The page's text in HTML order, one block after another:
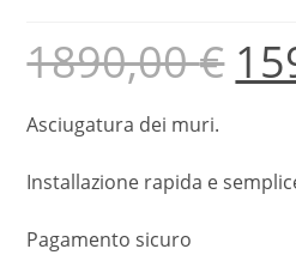
1890,00€
Asciugatura dei muri.
Installazione rapida e
Pagamento sicuro